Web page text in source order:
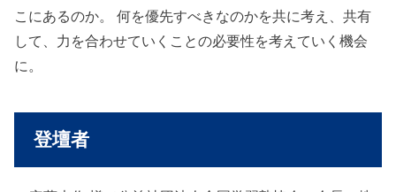
こにあるのか。 何を優先すべきなのかを共に考え、共有
して、力を合わせていくことの必要性を考えていく機会
に。
登壇者